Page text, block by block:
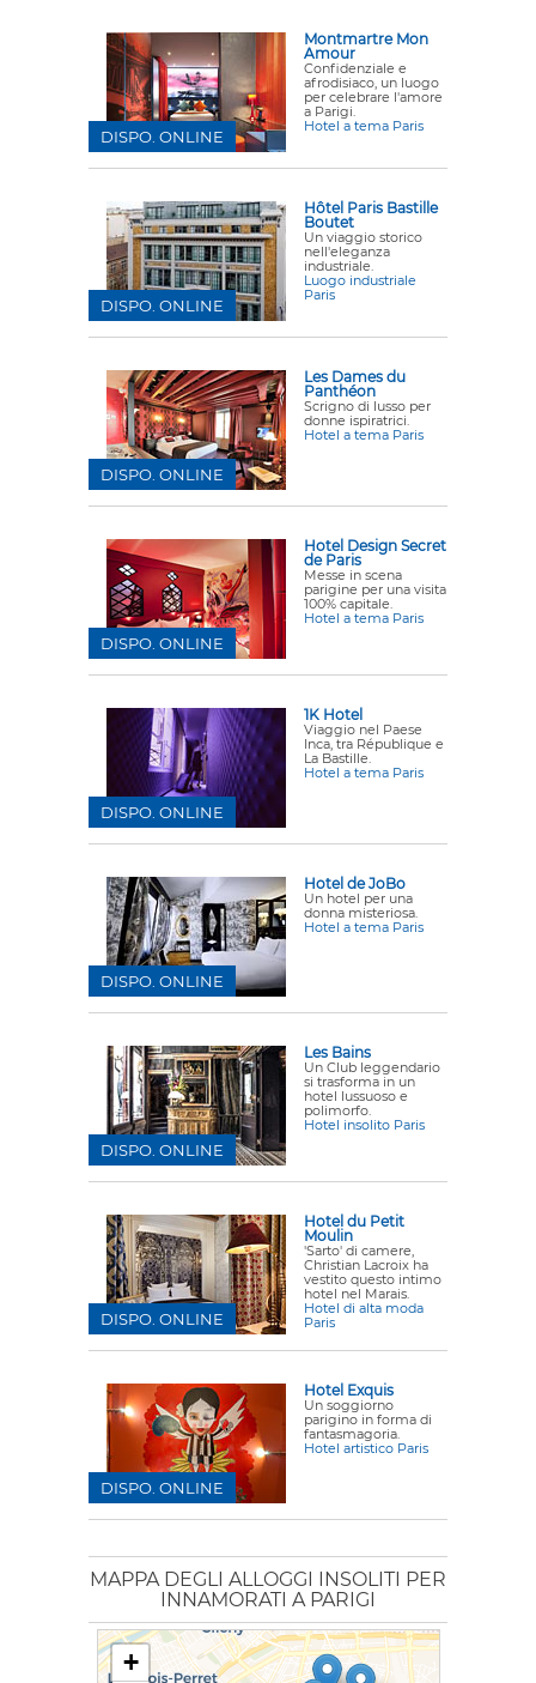
Montmartre Mon
Amour
Confidenziale e
afrodisiaco, un luogo
per celebrare l'amore
a Parigi.
Hotel a tema Paris
DISPO. ONLINE
Hôtel Paris Bastille
Boutet
Un viaggio storico
nell'eleganza
industriale.
Luogo industriale
Paris
DISPO. ONLINE
Les Dames du
Panthéon
Scrigno di lusso per
donne ispiratrici.
Hotel a tema Paris
DISPO. ONLINE
Hotel Design Secret
de Paris
Messe in scena
parigine per una visita
100% capitale.
Hotel a tema Paris
DISPO. ONLINE
1K Hotel
Viaggio nel Paese
Inca, tra République e
La Bastille.
Hotel a tema Paris
DISPO. ONLINE
Hotel de JoBo
Un hotel per una
donna misteriosa.
Hotel a tema Paris
DISPO. ONLINE
Les Bains
Un Club leggendario
si trasforma in un
hotel lussuoso e
polimorfo.
Hotel insolito Paris
DISPO. ONLINE
Hotel du Petit
Moulin
'Sarto' di camere,
Christian Lacroix ha
vestito questo intimo
hotel nel Marais.
Hotel di alta moda
Paris
DISPO. ONLINE
Hotel Exquis
Un soggiorno
parigino in forma di
fantasmagoria.
Hotel artistico Paris
DISPO. ONLINE
MAPPA DEGLI ALLOGGI INSOLITI PER
INNAMORATI A PARIGI
+